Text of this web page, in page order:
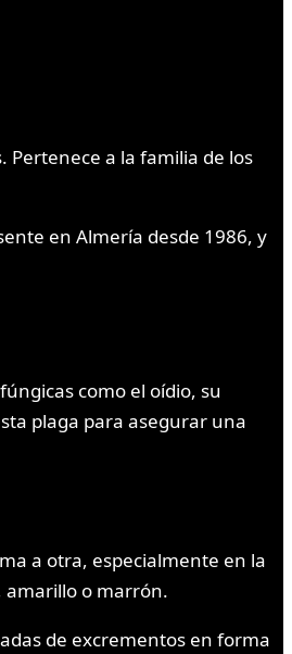
Pertenece a la familia de los
en Almería desde 1986, y
como el oídio, su
plaga para asegurar una
a otra, especialmente en la
amarillo o marrón.
de excrementos en forma